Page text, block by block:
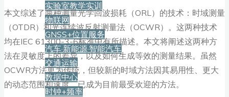
实验室教学实训
物联网
GNSS+位置服务
汽车·新能源·智能汽车
交通运输
数据中心
时钟+频率
本文综述了两种测量光学回波损耗（ORL）的技术：时域测量
（OTDR）和光连续波反射测量法（OCWR）。这两种技术
均在IEC 61300-3-6标准中有所描述。本文将阐述这两种方
法在灵敏度上的差异，以及如何生成等效的测量结果。虽然
OCWR方法更为传统，但较新的时域方法因其易用性、更大
的动态范围和速度，已成为目前最受欢迎的方法。